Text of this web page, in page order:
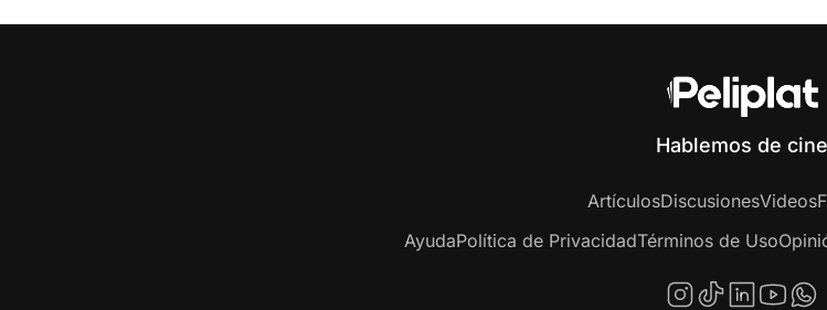
Hablemos de cine
ArtículosDiscusionesVideos
AyudaPolítica de PrivacidadTérminos de Uso